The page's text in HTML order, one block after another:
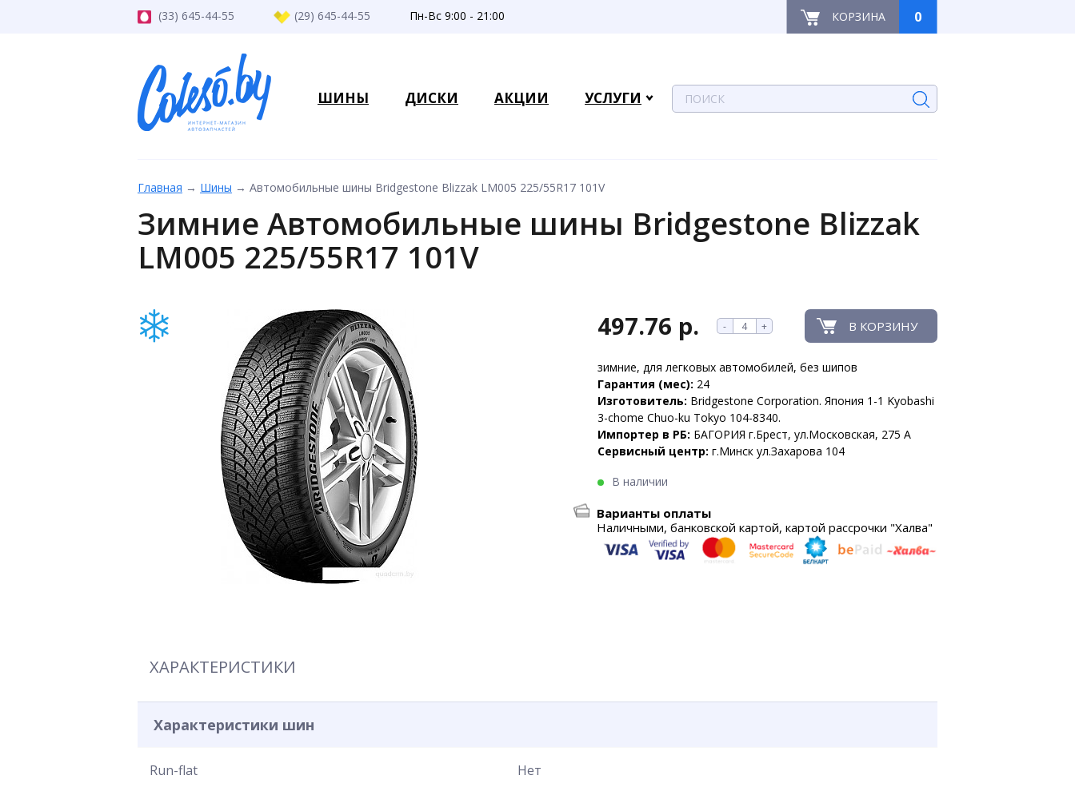
(33) 645-44-55 (29) 645-44-55 Пн-Вс 9:00 - 21:00 КОРЗИНА 0
ШИНЫ ДИСКИ АКЦИИ УСЛУГИ
Главная → Шины → Автомобильные шины Bridgestone Blizzak LM005 225/55R17 101V
Зимние Автомобильные шины Bridgestone Blizzak
LM005 225/55R17 101V
497.76 р. - + В КОРЗИНУ
зимние, для легковых автомобилей, без шипов
Гарантия (мес): 24
Изготовитель: Bridgestone Corporation. Япония 1-1 Kyobashi
3-chome Chuo-ku Tokyo 104-8340.
Импортер в РБ: БАГОРИЯ г.Брест, ул.Московская, 275 А
Сервисный центр: г.Минск ул.Захарова 104
В наличии
Варианты оплаты
Наличными, банковской картой, картой рассрочки "Халва"
ХАРАКТЕРИСТИКИ
Характеристики шин
Run-flat Нет